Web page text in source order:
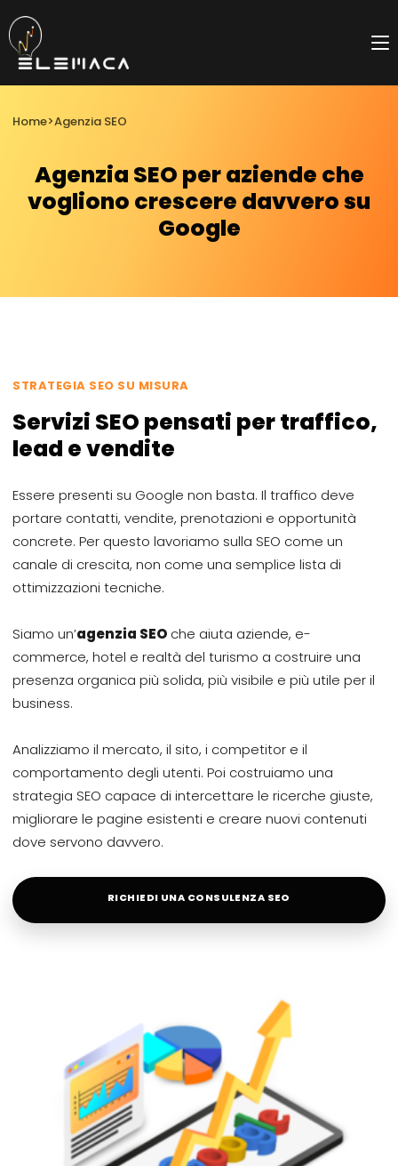
al
contenuto
Home>Agenzia SEO
Agenzia SEO per aziende che
vogliono crescere davvero su
Google
STRATEGIA SEO SU MISURA
Servizi SEO pensati per traffico,
lead e vendite
Essere presenti su Google non basta. Il traffico deve
portare contatti, vendite, prenotazioni e opportunità
concrete. Per questo lavoriamo sulla SEO come un
canale di crescita, non come una semplice lista di
ottimizzazioni tecniche.
Siamo un’agenzia SEO che aiuta aziende, e-
commerce, hotel e realtà del turismo a costruire una
presenza organica più solida, più visibile e più utile per il
business.
Analizziamo il mercato, il sito, i competitor e il
comportamento degli utenti. Poi costruiamo una
strategia SEO capace di intercettare le ricerche giuste,
migliorare le pagine esistenti e creare nuovi contenuti
dove servono davvero.
RICHIEDI UNA CONSULENZA SEO